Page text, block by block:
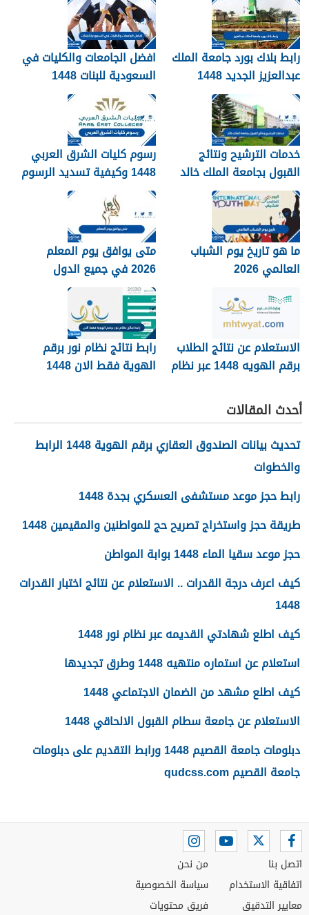
رابط بلاك بورد جامعة الملك
عبدالعزيز الجديد 1448
blackboard kau
افضل الجامعات والكليات في
السعودية للبنات 1448
خدمات الترشيح ونتائج
القبول بجامعة الملك خالد
1448
رسوم كليات الشرق العربي
1448 وكيفية تسديد الرسوم
ما هو تاريخ يوم الشباب
العالمي 2026
متى يوافق يوم المعلم
2026 في جميع الدول
العربية
الاستعلام عن نتائج الطلاب
برقم الهويه 1448 عبر نظام
رابط نتائج نظام نور برقم
الهوية فقط الان 1448
أحدث المقالات
تحديث بيانات الصندوق العقاري برقم الهوية 1448 الرابط
والخطوات
رابط حجز موعد مستشفى العسكري بجدة 1448
طريقة حجز واستخراج تصريح حج للمواطنين والمقيمين 1448
حجز موعد سقيا الماء 1448 بوابة المواطن
كيف اعرف درجة القدرات .. الاستعلام عن نتائج اختبار القدرات
1448
كيف اطلع شهادتي القديمه عبر نظام نور 1448
استعلام عن استماره منتهيه 1448 وطرق تجديدها
كيف اطلع مشهد من الضمان الاجتماعي 1448
الاستعلام عن جامعة سطام القبول الالحاقي 1448
دبلومات جامعة القصيم 1448 ورابط التقديم على دبلومات
جامعة القصيم qudcss.com
اتصل بنا
اتفاقية الاستخدام
معايير التدقيق
من نحن
سياسة الخصوصية
فريق محتويات